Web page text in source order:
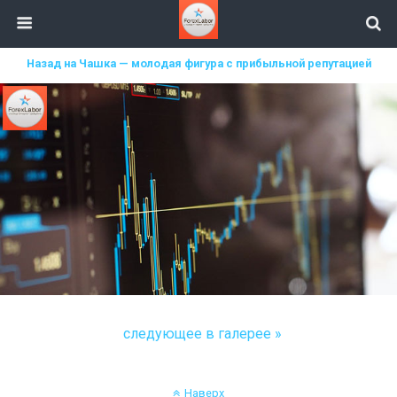
Назад на Чашка — молодая фигура с прибыльной репутацией
следующее в галерее »
Наверх